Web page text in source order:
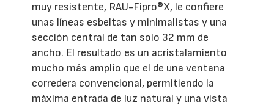
muy resistente, RAU-Fipro®X, le confiere
unas líneas esbeltas y minimalistas y una
sección central de tan solo 32 mm de
ancho. El resultado es un acristalamiento
mucho más amplio que el de una ventana
corredera convencional, permitiendo la
máxima entrada de luz natural y una vista